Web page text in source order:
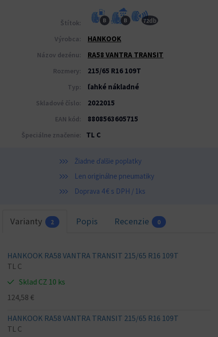
Štítok: B B 72db
Výrobca: HANKOOK
Názov dezénu: RA58 VANTRA TRANSIT
Rozmery: 215/65 R16 109T
Typ: ľahké nákladné
Skladové číslo: 2022015
EAN kód: 8808563605715
Špeciálne značenie: TL C
Žiadne ďalšie poplatky
Len originálne pneumatiky
Doprava 4 € s DPH / 1ks
Varianty 2 Popis Recenzie 0
HANKOOK RA58 VANTRA TRANSIT 215/65 R16 109T
TL C
Sklad CZ 10 ks
124,58 €
HANKOOK RA58 VANTRA TRANSIT 215/65 R16 109T
TL C